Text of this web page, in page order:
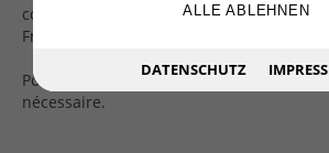
ALLE ABLEHNEN
DATENSCHUTZ
compensation des droits si cela n'a pas
France.
Pour cela une demande auprès du
nécessaire.